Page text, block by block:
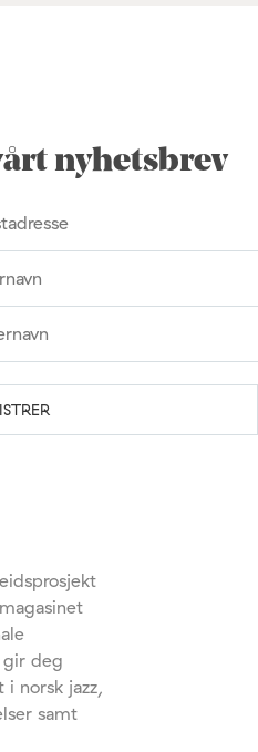
nyhetsbrev
gir deg
norsk jazz,
samt